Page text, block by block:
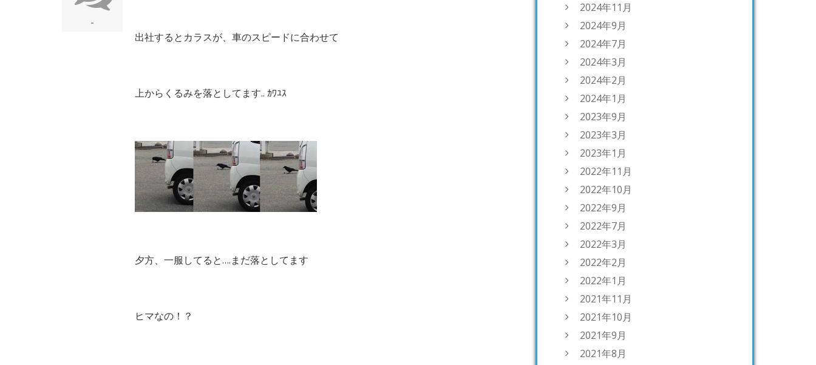
-
出社するとカラスが、車のスピードに合わせて
上からくるみを落としてます.. ｶﾜﾕｽ
夕方、一服してると….まだ落としてます
ヒマなの！？
2024年11月
2024年9月
2024年7月
2024年3月
2024年2月
2024年1月
2023年9月
2023年3月
2023年1月
2022年11月
2022年10月
2022年9月
2022年7月
2022年3月
2022年2月
2022年1月
2021年11月
2021年10月
2021年9月
2021年8月